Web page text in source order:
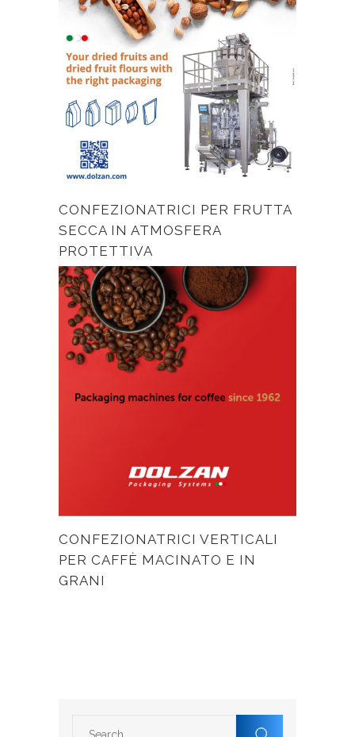
CONFEZIONATRICI PER FRUTTA
SECCA IN ATMOSFERA
PROTETTIVA
CONFEZIONATRICI VERTICALI
PER CAFFÈ MACINATO E IN
GRANI